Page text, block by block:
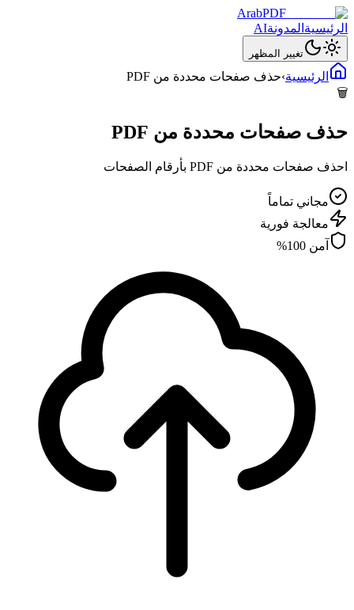
ArabPDF
الرئيسية المدونةAI
تغيير المظهر
الرئيسية›حذف صفحات محددة من PDF
🗑️
حذف صفحات محددة من PDF
احذف صفحات محددة من PDF بأرقام الصفحات
مجاني تماماً
معالجة فورية
آمن 100%